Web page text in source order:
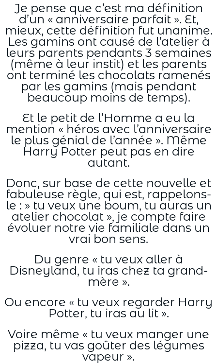
Je pense que c’est ma définition
d’un « anniversaire parfait ». Et,
mieux, cette définition fut unanime.
Les gamins ont causé de l’atelier à
leurs parents pendants 3 semaines
(même à leur instit) et les parents
ont terminé les chocolats ramenés
par les gamins (mais pendant
beaucoup moins de temps).
Et le petit de l’Homme a eu la
mention « héros avec l’anniversaire
le plus génial de l’année ». Même
Harry Potter peut pas en dire
autant.
Donc, sur base de cette nouvelle et
fabuleuse règle, qui est, rappelons-
le : » tu veux une boum, tu auras un
atelier chocolat », je compte faire
évoluer notre vie familiale dans un
vrai bon sens.
Du genre « tu veux aller à
Disneyland, tu iras chez ta grand-
mère ».
Ou encore « tu veux regarder Harry
Potter, tu iras au lit ».
Voire même « tu veux manger une
pizza, tu vas goûter des légumes
vapeur ».